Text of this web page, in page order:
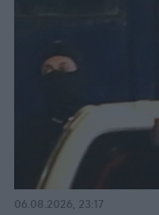
06.08.2026, 23:17